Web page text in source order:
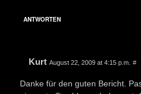
ANTWORTEN
Kurt August 22, 2009 at 4:15 p.m. #
Danke für den guten Bericht.